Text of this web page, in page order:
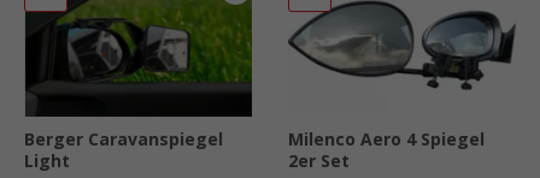
Berger Caravanspiegel
Light
Milenco Aero 4 Spiegel
2er Set